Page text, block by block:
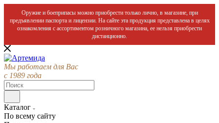
Оружие и боеприпасы можно приобрести только лично, в магазине, при
предъявлении паспорта и лицензии. На сайте эта продукция представлена в целях
ознакомления с ассортиментом розничного магазина, ее нельзя приобрести
дистанционно.
Мы работаем для Вас
с 1989 года
Каталог
По всему сайту